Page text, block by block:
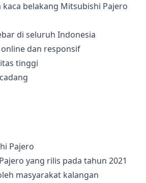
belakang Mitsubishi Pajero
di seluruh Indonesia
dan responsif
tinggi
Pajero
yang rilis pada tahun 2021
masyarakat kalangan